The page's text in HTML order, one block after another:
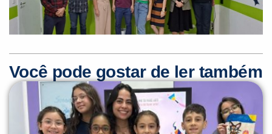
Você pode gostar de ler também